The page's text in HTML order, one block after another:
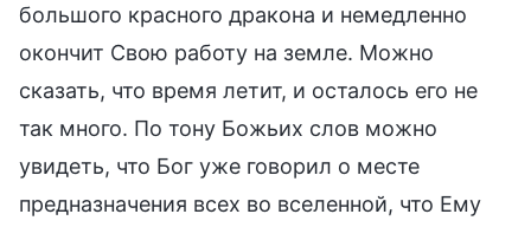
большого красного дракона и немедленно
окончит Свою работу на земле. Можно
сказать, что время летит, и осталось его не
так много. По тону Божьих слов можно
увидеть, что Бог уже говорил о месте
предназначения всех во вселенной, что Ему